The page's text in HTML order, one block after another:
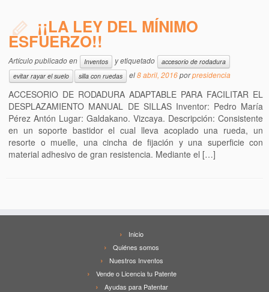
¡¡LA LEY DEL MÍNIMO
ESFUERZO!!
Artículo publicado en Inventos y etiquetado
accesorio de rodadura
evitar rayar el suelo
silla con ruedas el8 abril, 2016porpresidencia
ACCESORIO DE RODADURA ADAPTABLE PARA FACILITAR EL
DESPLAZAMIENTO MANUAL DE SILLAS Inventor: Pedro María
Pérez Antón Lugar: Galdakano. Vizcaya. Descripción: Consistente
en un soporte bastidor el cual lleva acoplado una rueda, un
resorte o muelle, una cincha de fijación y una superficie con
material adhesivo de gran resistencia. Mediante el […]
Inicio
Quiénes somos
Nuestros Inventos
Vende o Licencia tu Patente
Ayudas para Patentar